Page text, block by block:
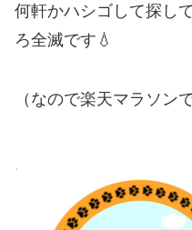
何軒かハシゴして探し
ろ全滅です💧
（なので楽天マラソン